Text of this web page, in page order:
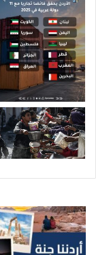
ا
د
ئ
ر
ا
س
خ
ة